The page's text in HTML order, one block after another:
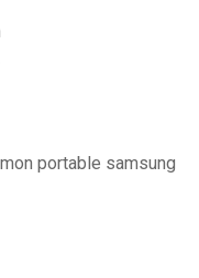
portable samsung